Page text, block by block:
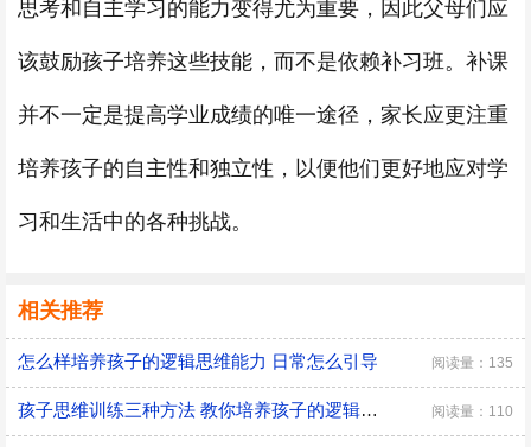
思考和自主学习的能力变得尤为重要，因此父母们应
该鼓励孩子培养这些技能，而不是依赖补习班。补课
并不一定是提高学业成绩的唯一途径，家长应更注重
培养孩子的自主性和独立性，以便他们更好地应对学
习和生活中的各种挑战。
相关推荐
怎么样培养孩子的逻辑思维能力 日常怎么引导 阅读量：135
孩子思维训练三种方法 教你培养孩子的逻辑思维 阅读量：110